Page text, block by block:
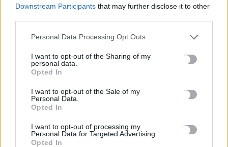
Downstream Participants that may further disclose it to other
Personal Data Processing Opt Outs
I want to opt-out of the Sharing of my
personal data.
Opted In
I want to opt-out of the Sale of my
Personal Data.
Opted In
I want to opt-out of processing my
Personal Data for Targeted Advertising.
Opted In
Μεγάλες επιτυχίες για τους αθλητές του «ΗΡΑΚΛΕΙΟ» Ο.Α.Α.
στο Ε1 31ης εβδομάδας
7 Αυγούστου, 2026
Αυτοί είναι οι τέσσερις «ήρωες» της θάλασσας που έσωσαν
7 Αυγούστου, 2026